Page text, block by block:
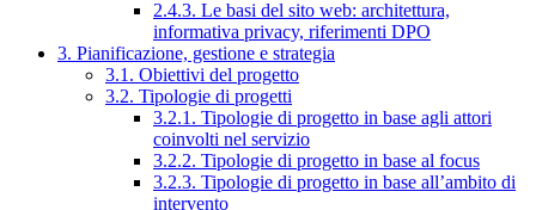
2.4.3. Le basi del sito web: architettura,
informativa privacy, riferimenti DPO
3. Pianificazione, gestione e strategia
3.1. Obiettivi del progetto
3.2. Tipologie di progetti
3.2.1. Tipologie di progetto in base agli attori
coinvolti nel servizio
3.2.2. Tipologie di progetto in base al focus
3.2.3. Tipologie di progetto in base all’ambito di
intervento